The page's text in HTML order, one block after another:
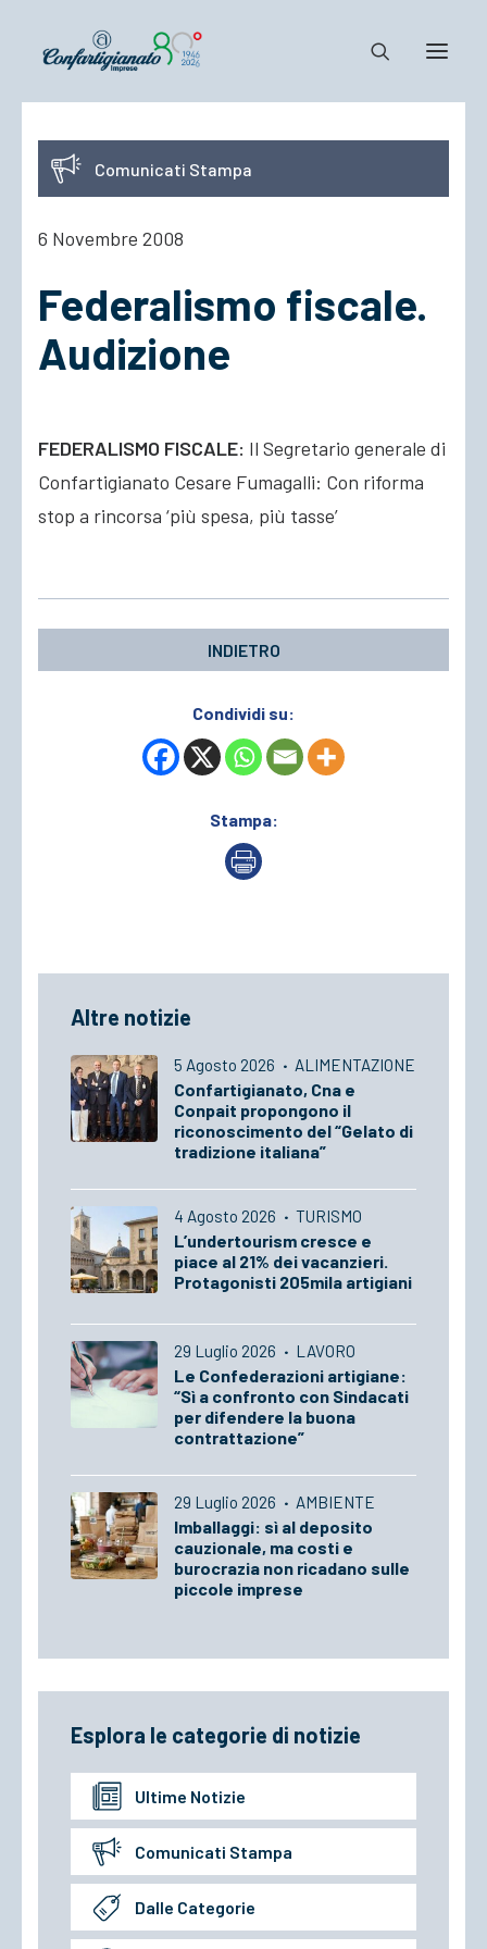
Notizie e Documenti
Confartigianato
Cosa Facciamo
Comunicati Stampa
6 Novembre 2008
Federalismo fiscale.
Audizione
FEDERALISMO FISCALE: Il Segretario generale di
Confartigianato Cesare Fumagalli: Con riforma
stop a rincorsa ‘più spesa, più tasse’
INDIETRO
Condividi su:
Stampa:
Altre notizie
5 Agosto 2026 · ALIMENTAZIONE
Confartigianato, Cna e
Conpait propongono il
riconoscimento del “Gelato di
tradizione italiana”
4 Agosto 2026 · TURISMO
L’undertourism cresce e
piace al 21% dei vacanzieri.
Protagonisti 205mila artigiani
29 Luglio 2026 · LAVORO
Le Confederazioni artigiane:
“Sì a confronto con Sindacati
per difendere la buona
contrattazione”
29 Luglio 2026 · AMBIENTE
Imballaggi: sì al deposito
cauzionale, ma costi e
burocrazia non ricadano sulle
piccole imprese
Esplora le categorie di notizie
Ultime Notizie
Comunicati Stampa
Dalle Categorie